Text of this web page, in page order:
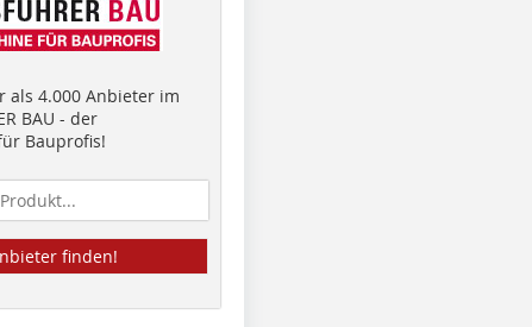
als 4.000 Anbieter im
BAU - der
Bauprofis!
finden!